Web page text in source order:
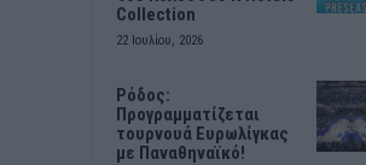
Collection
22 Ιουλίου, 2026
Ρόδος:
Προγραμματίζεται
τουρνουά Ευρωλίγκας
με Παναθηναϊκό!